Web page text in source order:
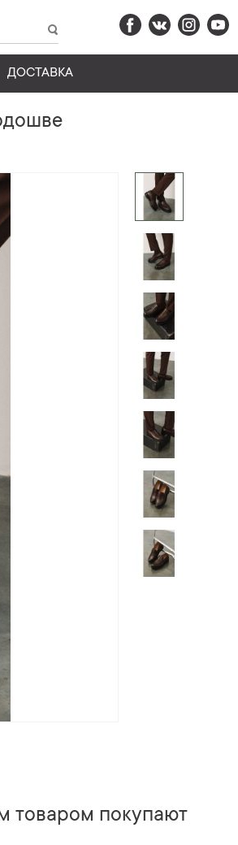
ДОСТАВКА
товаром покупают